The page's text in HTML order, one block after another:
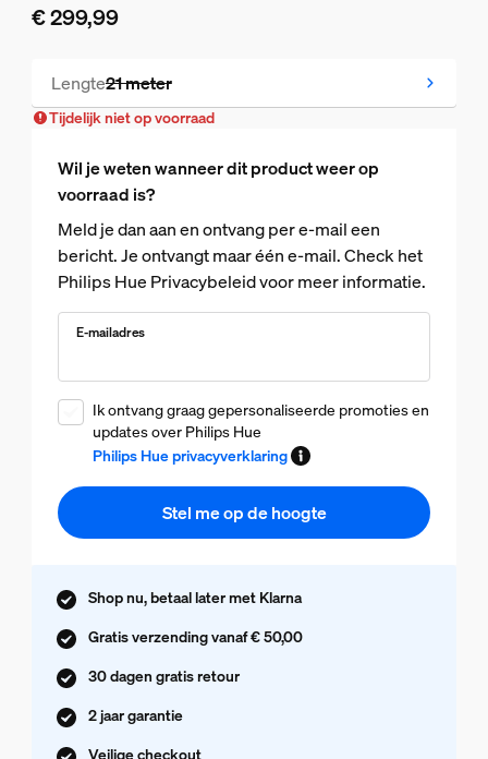
€ 299,99
Lengte21 meter
Tijdelijk niet op voorraad
Tijdelijk niet op voorraad
Wil je weten wanneer dit product weer op
voorraad is?
Meld je dan aan en ontvang per e-mail een
bericht. Je ontvangt maar één e-mail. Check het
Philips Hue Privacybeleid voor meer informatie.
E-mailadres
Ik ontvang graag gepersonaliseerde promoties en
updates over Philips Hue
Philips Hue privacyverklaring
Stel me op de hoogte
Shop nu, betaal later met Klarna
Gratis verzending vanaf € 50,00
30 dagen gratis retour
2 jaar garantie
Veilige checkout